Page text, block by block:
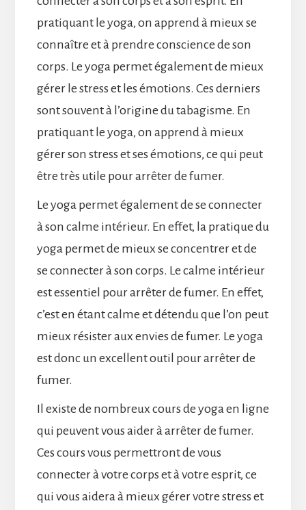
pratiquant le yoga, on apprend à mieux se
connaître et à prendre conscience de son
corps. Le yoga permet également de mieux
gérer le stress et les émotions. Ces derniers
sont souvent à l’origine du tabagisme. En
pratiquant le yoga, on apprend à mieux
gérer son stress et ses émotions, ce qui peut
être très utile pour arrêter de fumer.
Le yoga permet également de se connecter
à son calme intérieur. En effet, la pratique du
yoga permet de mieux se concentrer et de
se connecter à son corps. Le calme intérieur
est essentiel pour arrêter de fumer. En effet,
c’est en étant calme et détendu que l’on peut
mieux résister aux envies de fumer. Le yoga
est donc un excellent outil pour arrêter de
fumer.
Il existe de nombreux cours de yoga en ligne
qui peuvent vous aider à arrêter de fumer.
Ces cours vous permettront de vous
connecter à votre corps et à votre esprit, ce
qui vous aidera à mieux gérer votre stress et